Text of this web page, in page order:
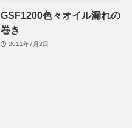
GSF1200色々オイル漏れの
巻き
2011年7月2日